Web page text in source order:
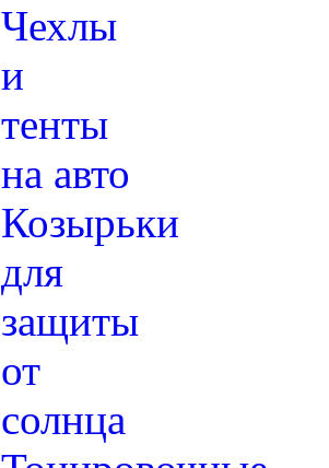
Чехлы
и
тенты
на авто
Козырьки
для
защиты
от
солнца